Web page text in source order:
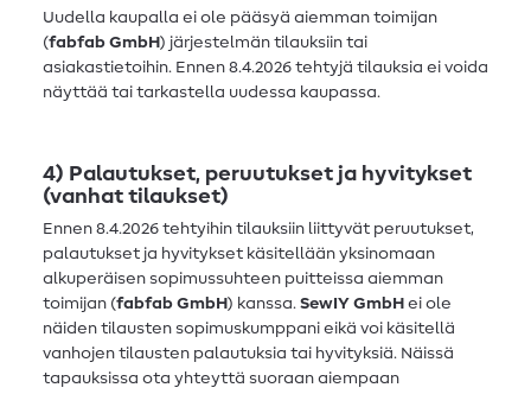
Uudella kaupalla ei ole pääsyä aiemman toimijan
(fabfab GmbH) järjestelmän tilauksiin tai
asiakastietoihin. Ennen 8.4.2026 tehtyjä tilauksia ei voida
näyttää tai tarkastella uudessa kaupassa.
4) Palautukset, peruutukset ja hyvitykset
(vanhat tilaukset)
Ennen 8.4.2026 tehtyihin tilauksiin liittyvät peruutukset,
palautukset ja hyvitykset käsitellään yksinomaan
alkuperäisen sopimussuhteen puitteissa aiemman
toimijan (fabfab GmbH) kanssa. SewIY GmbH ei ole
näiden tilausten sopimuskumppani eikä voi käsitellä
vanhojen tilausten palautuksia tai hyvityksiä. Näissä
tapauksissa ota yhteyttä suoraan aiempaan